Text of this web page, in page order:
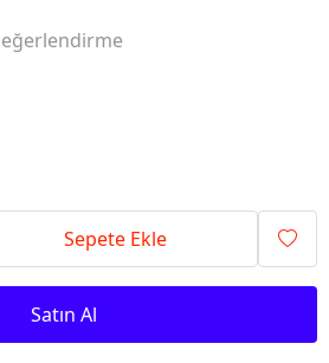
Sepete Ekle
Satın Al